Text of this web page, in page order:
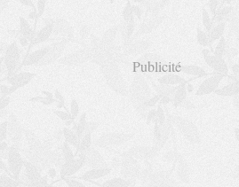
Publicité